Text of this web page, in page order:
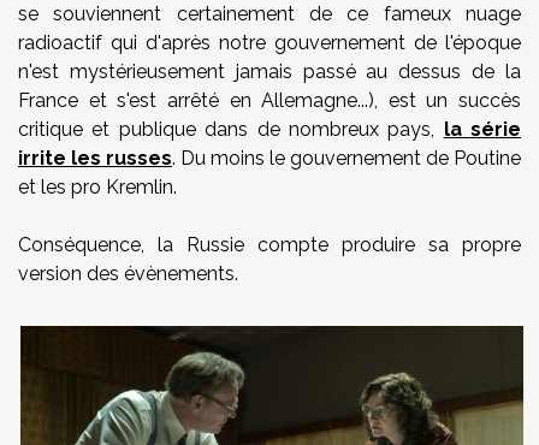
se souviennent certainement de ce fameux nuage
radioactif qui d'après notre gouvernement de l'époque
n'est mystérieusement jamais passé au dessus de la
France et s'est arrêté en Allemagne...), est un succès
critique et publique dans de nombreux pays, la série
irrite les russes. Du moins le gouvernement de Poutine
et les pro Kremlin.
Conséquence, la Russie compte produire sa propre
version des évènements.